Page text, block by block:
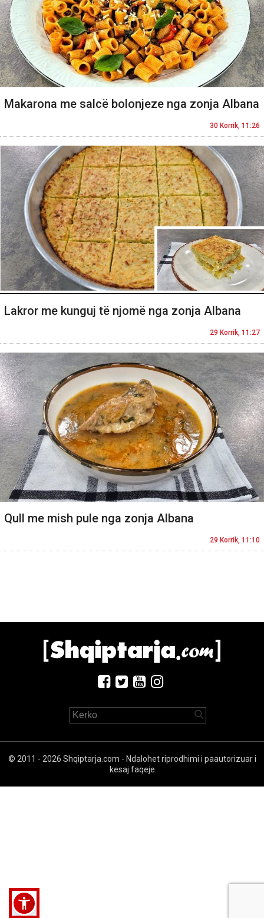
Makarona me salcë bolonjeze nga zonja Albana
30 Korrik, 11:26
Lakror me kunguj të njomë nga zonja Albana
29 Korrik, 11:27
Qull me mish pule nga zonja Albana
29 Korrik, 11:10
© 2011 - 2026 Shqiptarja.com - Ndalohet riprodhimi i paautorizuar i
kesaj faqeje